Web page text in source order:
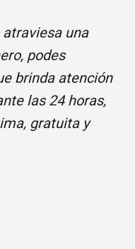
una
podes
brinda atención
las 24 horas,
gratuita y